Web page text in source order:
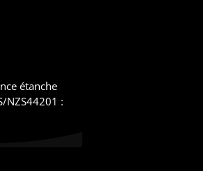
étanche
NZS44201 :